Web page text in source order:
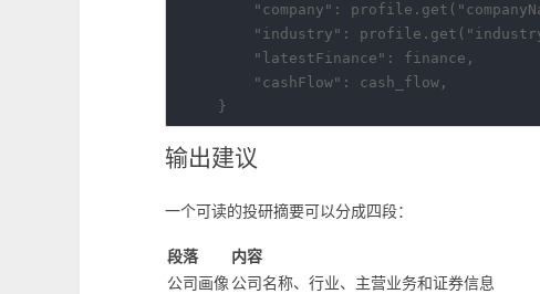
"company":
"industry":
        "latestFinance": finance,
        "cashFlow": cash_flow,
输出建议
一个可读的投研摘要可以分成四段：
段落
内容
公司画像 公司名称、行业、主营业务和证券信息